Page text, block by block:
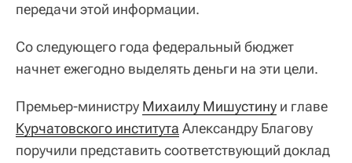
передачи этой информации.
Со следующего года федеральный бюджет
начнет ежегодно выделять деньги на эти цели.
Премьер-министру Михаилу Мишустину и главе
Курчатовского института Александру Благову
поручили представить соответствующий доклад